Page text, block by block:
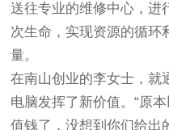
送往专业的维修中心，进
次生命，实现资源的循环
量。
在南山创业的李女士，就
电脑发挥了新价值。“原
值钱了，没想到你们给出